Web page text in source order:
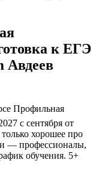
к ЕГЭ
Авдеев
Профильная
с сентября от
хорошее про
— профессионалы,
обучения. 5+